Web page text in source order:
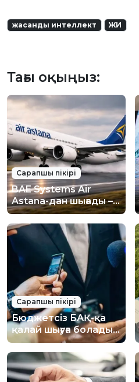
жасанды интеллект ЖИ
Тағы оқыңыз:
Сарапшы пікірі
BAE Systems Air
Astana-дан шығады –
компанияға әсері
туралы сарапшы
пікірі
Сарапшы пікірі
Бюджетсіз БАҚ-қа
қалай шығуға болады –
PR-сарапшының
кеңестері